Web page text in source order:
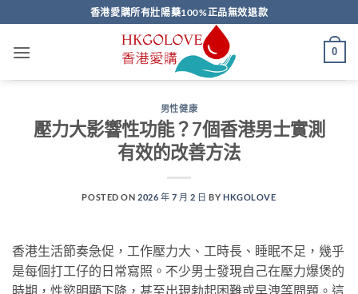
to
content
香港愛購所有壯陽藥100%正品無效退款
0
男性健康
壓力大影響性功能？7個香港男士實測
有效的改善方法
POSTED ON2026 年 7 月 2 日 BYHKGOLOVE
香港生活節奏急促，工作壓力大、工時長、睡眠不足，幾乎
是每個打工仔的日常寫照。不少男士發現自己在壓力爆煲的
時期，性慾明顯下降，甚至出現勃起困難或早洩等問題。這